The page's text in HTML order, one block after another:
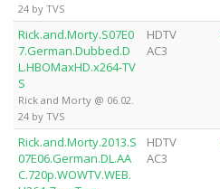
24 by TVS
Rick.and.Morty.S07E0
7.German.Dubbed.D
L.HBOMaxHD.x264-TV
S
Rick and Morty @ 06.02.
24 by TVS
HDTV
AC3
Rick.and.Morty.2013.S
07E06.German.DL.AA
C.720p.WOWTV.WEB.
HDTV
AC3